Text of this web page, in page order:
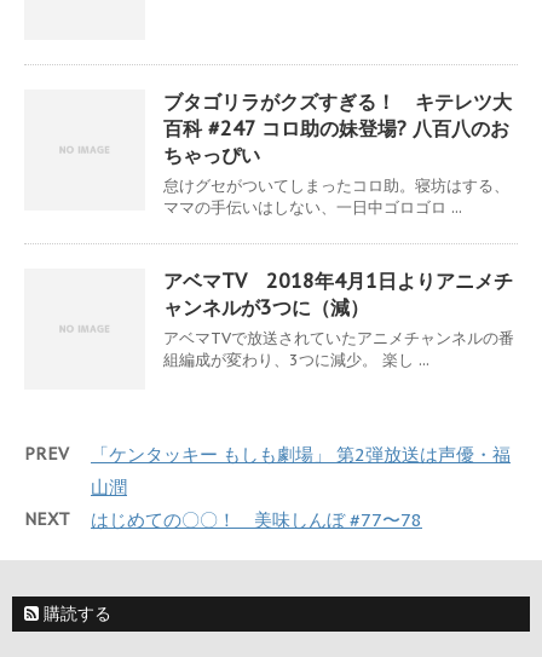
ブタゴリラがクズすぎる！ キテレツ大
百科 #247 コロ助の妹登場? 八百八のお
ちゃっぴい
怠けグセがついてしまったコロ助。寝坊はする、
ママの手伝いはしない、一日中ゴロゴロ ...
アベマTV 2018年4月1日よりアニメチ
ャンネルが3つに（減）
アベマTVで放送されていたアニメチャンネルの番
組編成が変わり、3つに減少。 楽し ...
PREV
「ケンタッキー もしも劇場」 第2弾放送は声優・福
山潤
NEXT はじめての〇〇！ 美味しんぼ #77〜78
購読する